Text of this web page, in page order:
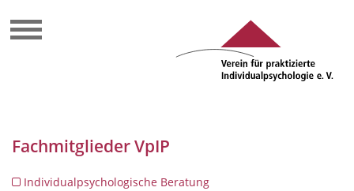
Fachmitglieder VpIP
Individualpsychologische Beratung